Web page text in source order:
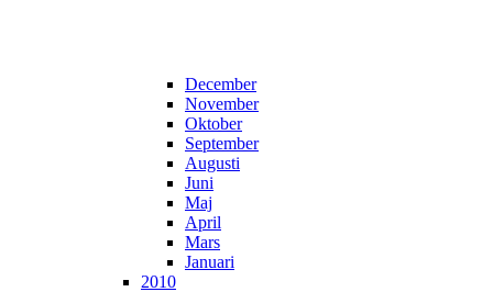
December
November
Oktober
September
Augusti
Juni
Maj
April
Mars
Januari
2010